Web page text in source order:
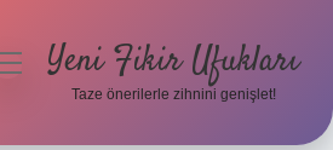
Yeni Fikir Ufukları
Taze önerilerle zihnini genişlet!